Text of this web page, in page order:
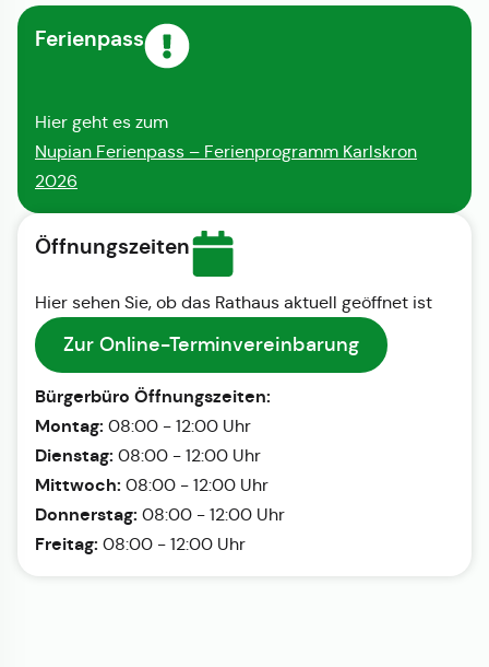
Ferienpass
Hier geht es zum
Nupian Ferienpass – Ferienprogramm Karlskron
2026
Öffnungszeiten
Hier sehen Sie, ob das Rathaus aktuell geöffnet ist
Zur Online-Terminvereinbarung
Bürgerbüro Öffnungszeiten:
Montag: 08:00 - 12:00 Uhr
Dienstag: 08:00 - 12:00 Uhr
Mittwoch: 08:00 - 12:00 Uhr
Donnerstag: 08:00 - 12:00 Uhr
Freitag: 08:00 - 12:00 Uhr